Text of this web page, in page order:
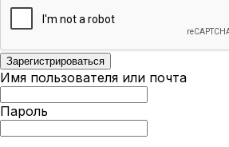
Имя пользователя или почта
Пароль